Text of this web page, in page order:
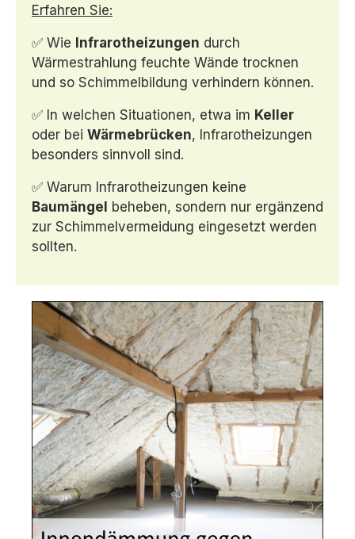
Erfahren Sie:
✅ Wie Infrarotheizungen durch
Wärmestrahlung feuchte Wände trocknen
und so Schimmelbildung verhindern können.
✅ In welchen Situationen, etwa im Keller
oder bei Wärmebrücken, Infrarotheizungen
besonders sinnvoll sind.
✅ Warum Infrarotheizungen keine
Baumängel
beheben, sondern nur ergänzend
zur Schimmelvermeidung eingesetzt werden
sollten.